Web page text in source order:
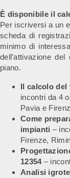
È disponibile il
Per iscriversi a un
scheda di
minimo di
dell’attivazione
piano.
Il calcolo del
incontri da 4
Pavia e
Come
impianti –
Firenze,
12354–
Analisi